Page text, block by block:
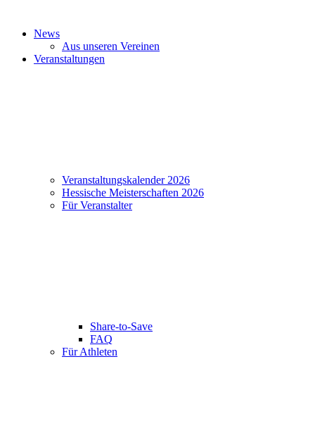
News
Aus unseren Vereinen
Veranstaltungen
Veranstaltungskalender 2026
Hessische Meisterschaften 2026
Für Veranstalter
Share-to-Save
FAQ
Für Athleten